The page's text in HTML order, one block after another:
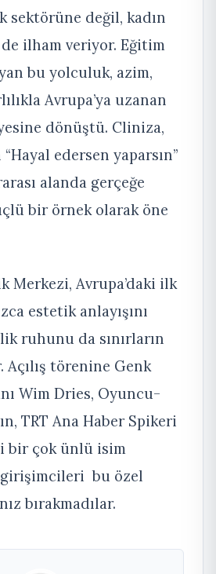
sektörüne değil, kadın
ilham veriyor. Eğitim
bu yolculuk, azim,
Avrupa’ya uzanan
dönüştü. Cliniza,
edersen yaparsın”
alanda gerçeğe
bir örnek olarak öne
Merkezi, Avrupa’daki ilk
estetik anlayışını
ruhunu da sınırların
Açılış törenine Genk
Wim Dries, Oyuncu-
TRT Ana Haber Spikeri
bir çok ünlü isim
girişimcileri bu özel
bırakmadılar.